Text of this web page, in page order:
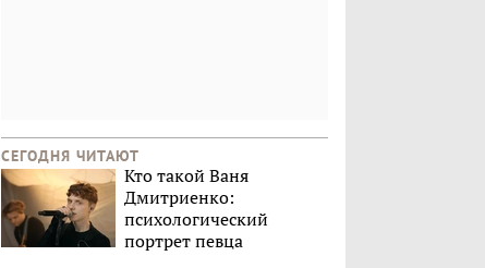
СЕГОДНЯ ЧИТАЮТ
Кто такой Ваня
Дмитриенко:
психологический
портрет певца